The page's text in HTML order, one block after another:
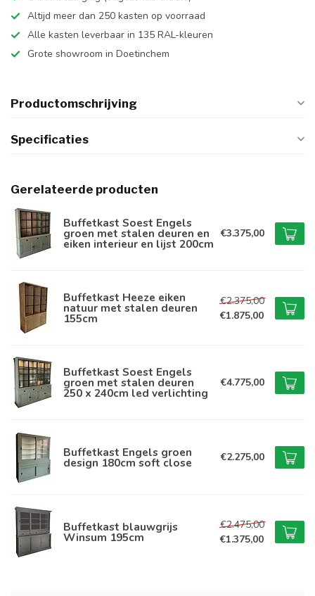
Altijd meer dan 250 kasten op voorraad
Alle kasten leverbaar in 135 RAL-kleuren
Grote showroom in Doetinchem
Productomschrijving
Specificaties
Gerelateerde producten
Buffetkast Soest Engels
groen met stalen deuren en
eiken interieur en lijst 200cm
€3.375,00
Buffetkast Heeze eiken
natuur met stalen deuren
155cm
€2.375,00
€1.875,00
Buffetkast Soest Engels
groen met stalen deuren
250 x 240cm led verlichting
€4.775,00
Buffetkast Engels groen
design 180cm soft close €2.275,00
Buffetkast blauwgrijs
Winsum 195cm
€2.475,00
€1.375,00